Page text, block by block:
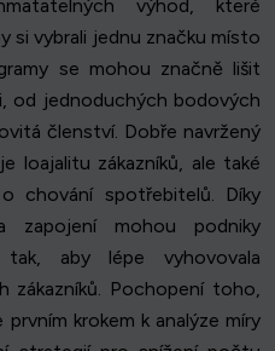
výhod, které
si vybrali jednu značku místo
se mohou značně lišit
od jednoduchých bodových
členství. Dobře navržený
loajalitu zákazníků, ale také
chování spotřebitelů. Díky
zapojení mohou podniky
aby lépe vyhovovala
zákazníků. Pochopení toho,
krokem k analýze míry